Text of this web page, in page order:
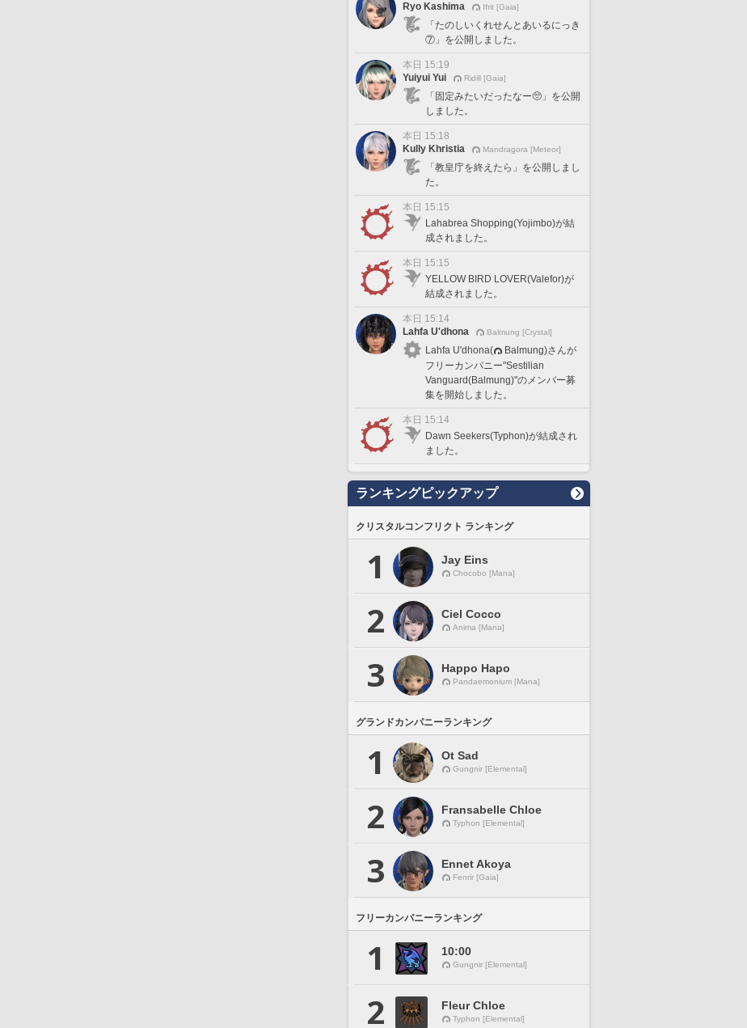
Ryo Kashima
Ifrit [Gaia]
「たのしいくれせんとあいるにっき
⑦」を公開しました。
本日 15:19
Yuiyui Yui
Ridill [Gaia]
「固定みたいだったなー🥺」を公開
しました。
本日 15:18
Kully Khristia
Mandragora [Meteor]
「教皇庁を終えたら」を公開しまし
た。
本日 15:15
Lahabrea Shopping(Yojimbo)が結
成されました。
本日 15:15
YELLOW BIRD LOVER(Valefor)が
結成されました。
本日 15:14
Lahfa U'dhona
Balmung [Crystal]
Lahfa U'dhona(
Balmung)さんが
フリーカンパニー"Sestilian
Vanguard(Balmung)"のメンバー募
集を開始しました。
本日 15:14
Dawn Seekers(Typhon)が結成され
ました。
ランキングピックアップ
クリスタルコンフリクト ランキング
1 Jay Eins
Chocobo [Mana]
2 Ciel Cocco
Anima [Mana]
3 Happo Hapo
Pandaemonium [Mana]
グランドカンパニーランキング
1 Ot Sad
Gungnir [Elemental]
2 Fransabelle Chloe
Typhon [Elemental]
3 Ennet Akoya
Fenrir [Gaia]
フリーカンパニーランキング
1 10:00
Gungnir [Elemental]
2 Fleur Chloe
Typhon [Elemental]